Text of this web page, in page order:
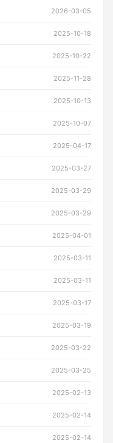
2026-03-05
2025-10-18
2025-10-22
2025-11-28
2025-10-13
2025-10-07
2025-04-17
2025-03-27
2025-03-29
2025-03-29
2025-04-01
2025-03-11
2025-03-11
2025-03-17
2025-03-19
2025-03-22
2025-03-25
2025-02-13
2025-02-14
2025-02-14